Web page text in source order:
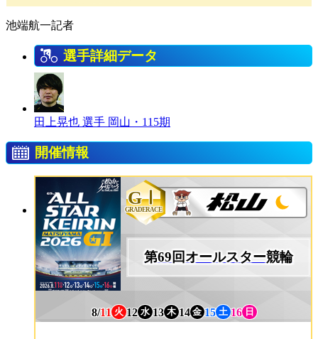
池端航一記者
選手詳細データ
田上晃也 選手 岡山・115期
開催情報
GⅠ
GRADERACE
第69回オールスター競輪
8/11 火 12 水 13 木 14 金 15 土 16 日